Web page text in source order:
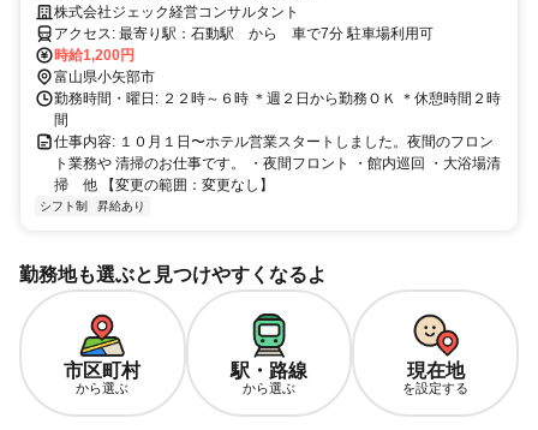
株式会社ジェック経営コンサルタント
アクセス: 最寄り駅：石動駅 から 車で7分 駐車場利用可
時給1,200円
富山県小矢部市
勤務時間・曜日: ２２時～６時 ＊週２日から勤務ＯＫ ＊休憩時間２時
間
仕事内容: １０月１日〜ホテル営業スタートしました。夜間のフロン
ト業務や 清掃のお仕事です。 ・夜間フロント ・館内巡回 ・大浴場清
掃 他 【変更の範囲：変更なし】
シフト制 昇給あり
勤務地も選ぶと見つけやすくなるよ
市区町村
から選ぶ
駅・路線
から選ぶ
現在地
を設定する